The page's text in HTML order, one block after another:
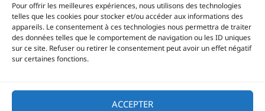
Pour offrir les meilleures expériences, nous utilisons des technologies
telles que les cookies pour stocker et/ou accéder aux informations des
appareils. Le consentement à ces technologies nous permettra de traiter
des données telles que le comportement de navigation ou les ID uniques
sur ce site. Refuser ou retirer le consentement peut avoir un effet négatif
sur certaines fonctions.
ACCEPTER
ProSite - 06 85 94 34 21
prositegestion@gmail.com
Copyright © 2026